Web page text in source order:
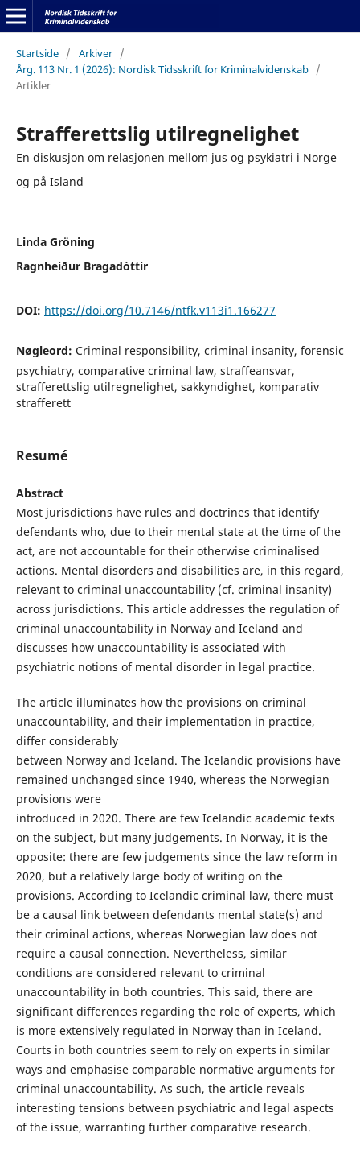
Startside / Arkiver /
Årg. 113 Nr. 1 (2026): Nordisk Tidsskrift for Kriminalvidenskab /
Artikler
Strafferettslig utilregnelighet
En diskusjon om relasjonen mellom jus og psykiatri i Norge
og på Island
Linda Gröning
Ragnheiður Bragadóttir
DOI: https://doi.org/10.7146/ntfk.v113i1.166277
Nøgleord: Criminal responsibility, criminal insanity, forensic
psychiatry, comparative criminal law, straffeansvar,
strafferettslig utilregnelighet, sakkyndighet, komparativ
strafferett
Resumé
Abstract
Most jurisdictions have rules and doctrines that identify
defendants who, due to their mental state at the time of the
act, are not accountable for their otherwise criminalised
actions. Mental disorders and disabilities are, in this regard,
relevant to criminal unaccountability (cf. criminal insanity)
across jurisdictions. This article addresses the regulation of
criminal unaccountability in Norway and Iceland and
discusses how unaccountability is associated with
psychiatric notions of mental disorder in legal practice.
The article illuminates how the provisions on criminal
unaccountability, and their implementation in practice,
differ considerably
between Norway and Iceland. The Icelandic provisions have
remained unchanged since 1940, whereas the Norwegian
provisions were
introduced in 2020. There are few Icelandic academic texts
on the subject, but many judgements. In Norway, it is the
opposite: there are few judgements since the law reform in
2020, but a relatively large body of writing on the
provisions. According to Icelandic criminal law, there must
be a causal link between defendants mental state(s) and
their criminal actions, whereas Norwegian law does not
require a causal connection. Nevertheless, similar
conditions are considered relevant to criminal
unaccountability in both countries. This said, there are
significant differences regarding the role of experts, which
is more extensively regulated in Norway than in Iceland.
Courts in both countries seem to rely on experts in similar
ways and emphasise comparable normative arguments for
criminal unaccountability. As such, the article reveals
interesting tensions between psychiatric and legal aspects
of the issue, warranting further comparative research.